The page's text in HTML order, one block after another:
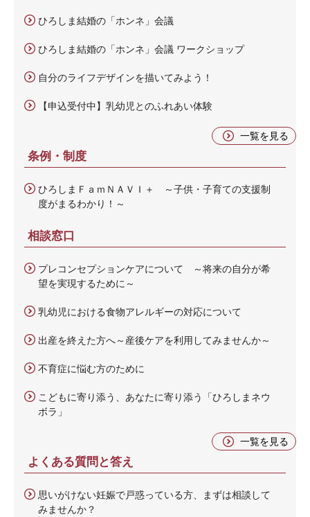
ひろしま結婚の「ホンネ」会議
ひろしま結婚の「ホンネ」会議 ワークショップ
自分のライフデザインを描いてみよう！
【申込受付中】乳幼児とのふれあい体験
一覧を見る
条例・制度
ひろしまＦａｍＮＡＶＩ＋ ～子供・子育ての支援制
度がまるわかり！～
相談窓口
プレコンセプションケアについて ～将来の自分が希
望を実現するために～
乳幼児における食物アレルギーの対応について
出産を終えた方へ～産後ケアを利用してみませんか～
不育症に悩む方のために
こどもに寄り添う、あなたに寄り添う「ひろしまネウ
ボラ」
一覧を見る
よくある質問と答え
思いがけない妊娠で戸惑っている方、まずは相談して
みませんか？